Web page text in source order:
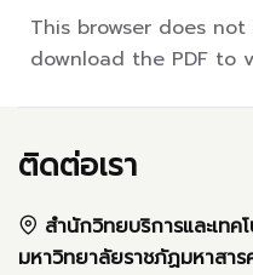
This browser does not
download the PDF to
ติดต่อเรา
สำนักวิทยบริการและเทค
มหาวิทยาลัยราชภัฏมหาสาร